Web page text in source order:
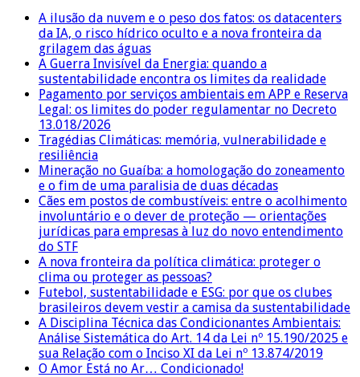
A ilusão da nuvem e o peso dos fatos: os datacenters
da IA, o risco hídrico oculto e a nova fronteira da
grilagem das águas
A Guerra Invisível da Energia: quando a
sustentabilidade encontra os limites da realidade
Pagamento por serviços ambientais em APP e Reserva
Legal: os limites do poder regulamentar no Decreto
13.018/2026
Tragédias Climáticas: memória, vulnerabilidade e
resiliência
Mineração no Guaíba: a homologação do zoneamento
e o fim de uma paralisia de duas décadas
Cães em postos de combustíveis: entre o acolhimento
involuntário e o dever de proteção — orientações
jurídicas para empresas à luz do novo entendimento
do STF
A nova fronteira da política climática: proteger o
clima ou proteger as pessoas?
Futebol, sustentabilidade e ESG: por que os clubes
brasileiros devem vestir a camisa da sustentabilidade
A Disciplina Técnica das Condicionantes Ambientais:
Análise Sistemática do Art. 14 da Lei nº 15.190/2025 e
sua Relação com o Inciso XI da Lei nº 13.874/2019
O Amor Está no Ar… Condicionado!